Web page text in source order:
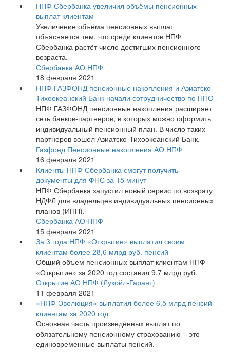
НПФ Сбербанка увеличил объёмы пенсионных
выплат клиентам
Увеличение объёма пенсионных выплат
объясняется тем, что среди клиентов НПФ
Сбербанка растёт число достигших пенсионного
возраста.
Сбербанка АО НПФ
18 февраля 2021
НПФ ГАЗФОНД пенсионные накопления и Азиатско-
Тихоокеанский Банк начали сотрудничество по НПО
НПФ ГАЗФОНД пенсионные накопления расширяет
сеть банков-партнеров, в которых можно оформить
индивидуальный пенсионный план. В число таких
партнеров вошел Азиатско-Тихоокеанский Банк.
Газфонд Пенсионные накопления АО НПФ
16 февраля 2021
Клиенты НПФ Сбербанка смогут получить
документы для ФНС за 15 минут
НПФ Сбербанка запустил новый сервис по возврату
НДФЛ для владельцев индивидуальных пенсионных
планов (ИПП).
Сбербанка АО НПФ
15 февраля 2021
За 3 года НПФ «Открытие» выплатил своим
клиентам более 28,6 млрд руб. пенсий
Общий объем пенсионных выплат клиентам НПФ
«Открытие» за 2020 год составил 9,7 млрд руб.
Открытие АО НПФ (Лукойл-Гарант)
11 февраля 2021
«НПФ Эволюция» выплатил более 6,5 млрд пенсий
клиентам за 2020 год
Основная часть произведенных выплат по
обязательному пенсионному страхованию – это
единовременные выплаты пенсий.